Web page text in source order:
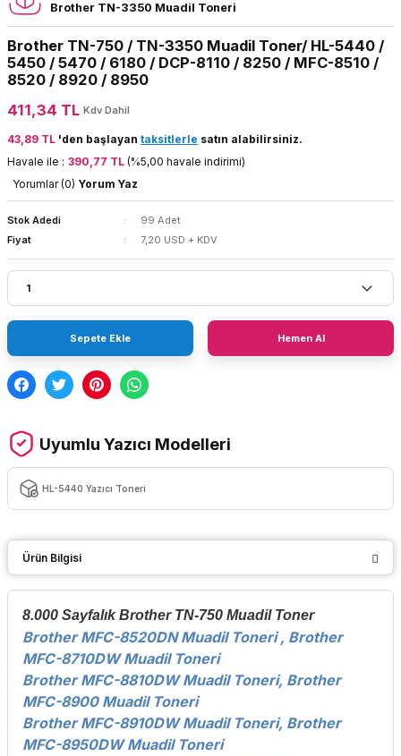
Brother TN-3350 Muadil Toneri
Brother TN-750 / TN-3350 Muadil Toner/ HL-5440 /
5450 / 5470 / 6180 / DCP-8110 / 8250 / MFC-8510 /
8520 / 8920 / 8950
411,34 TL Kdv Dahil
43,89 TL 'den başlayan taksitlerle satın alabilirsiniz.
Havale ile : 390,77 TL (%5,00 havale indirimi)
Yorumlar (0) Yorum Yaz
Stok Adedi
99 Adet
Fiyat
7,20 USD + KDV
Sepete Ekle Hemen Al
Uyumlu Yazıcı Modelleri
HL-5440 Yazıcı Toneri
Ürün Bilgisi
8.000 Sayfalık Brother TN-750 Muadil Toner
Brother MFC-8520DN Muadil Toneri , Brother
MFC-8710DW Muadil Toneri
Brother MFC-8810DW Muadil Toneri, Brother
MFC-8900 Muadil Toneri
Brother MFC-8910DW Muadil Toneri, Brother
MFC-8950DW Muadil Toneri